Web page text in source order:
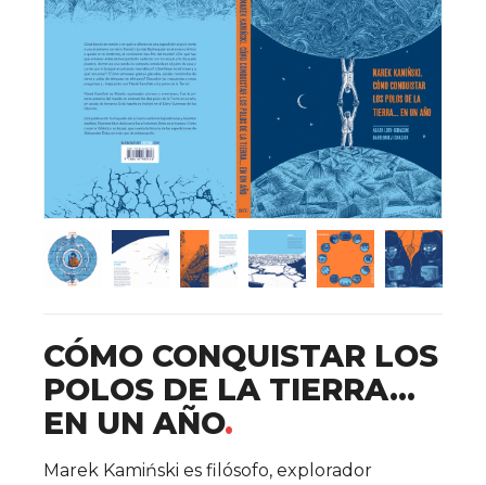
CÓMO CONQUISTAR LOS
POLOS DE LA TIERRA…
EN UN AÑO
Detalles del libro
Marek Kamiński es filósofo, explorador